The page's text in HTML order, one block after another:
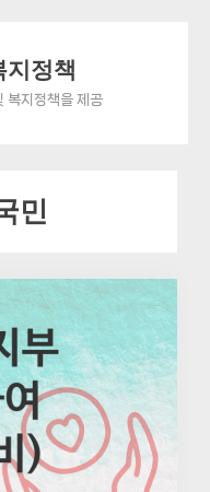
지정책
복지정책을 제공
민